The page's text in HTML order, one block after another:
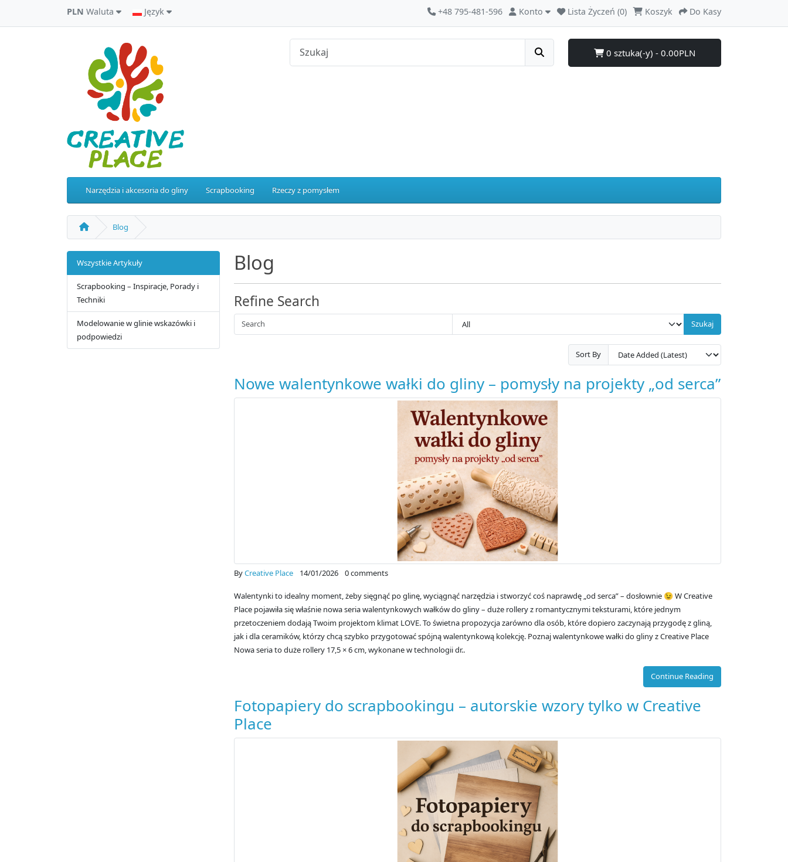
PLN Waluta Język +48 795-481-596 Konto Lista Życzeń (0) Koszyk Do Kasy
0 sztuka(-y) - 0.00PLN
Narzędzia i akcesoria do gliny Scrapbooking Rzeczy z pomysłem
Blog
Wszystkie Artykuły
Scrapbooking – Inspiracje, Porady i
Techniki
Modelowanie w glinie wskazówki i
podpowiedzi
Blog
Refine Search
Szukaj
Sort By
Nowe walentynkowe wałki do gliny – pomysły na projekty „od serca”
ByCreative Place 14/01/2026 0 comments
Walentynki to idealny moment, żeby sięgnąć po glinę, wyciągnąć narzędzia i stworzyć coś naprawdę „od serca” – dosłownie 😉 W Creative
Place pojawiła się właśnie nowa seria walentynkowych wałków do gliny – duże rollery z romantycznymi teksturami, które jednym
przetoczeniem dodają Twoim projektom klimat LOVE. To świetna propozycja zarówno dla osób, które dopiero zaczynają przygodę z gliną,
jak i dla ceramików, którzy chcą szybko przygotować spójną walentynkową kolekcję. Poznaj walentynkowe wałki do gliny z Creative Place
Nowa seria to duże rollery 17,5 × 6 cm, wykonane w technologii dr..
Continue Reading
Fotopapiery do scrapbookingu – autorskie wzory tylko w Creative
Place